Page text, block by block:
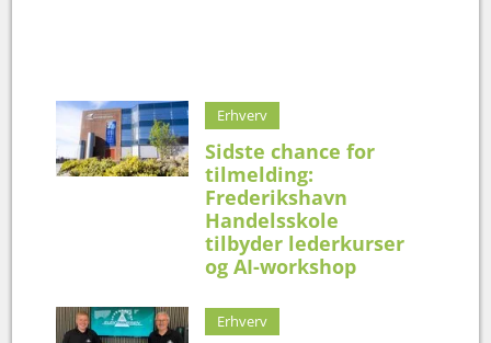
Erhverv
Sidste chance for
tilmelding:
Frederikshavn
Handelsskole
tilbyder lederkurser
og AI-workshop
Erhverv